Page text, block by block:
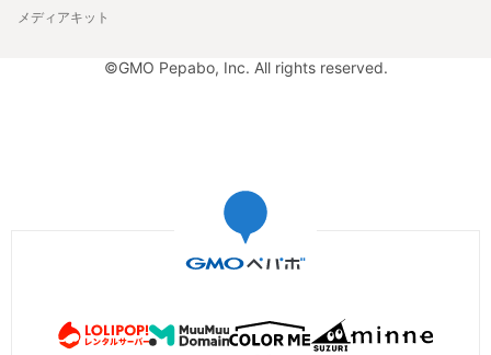
メディアキット
©GMO Pepabo, Inc. All rights reserved.